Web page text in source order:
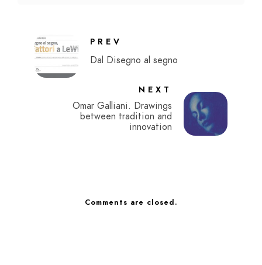
PREV
Dal Disegno al segno
NEXT
Omar Galliani. Drawings
between tradition and
innovation
Comments are closed.